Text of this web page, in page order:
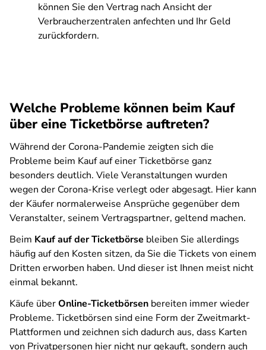
können Sie den Vertrag nach Ansicht der
Verbraucherzentralen anfechten und Ihr Geld
zurückfordern.
Welche Probleme können beim Kauf
über eine Ticketbörse auftreten?
Während der Corona-Pandemie zeigten sich die
Probleme beim Kauf auf einer Ticketbörse ganz
besonders deutlich. Viele Veranstaltungen wurden
wegen der Corona-Krise verlegt oder abgesagt. Hier kann
der Käufer normalerweise Ansprüche gegenüber dem
Veranstalter, seinem Vertragspartner, geltend machen.
Beim Kauf auf der Ticketbörse bleiben Sie allerdings
häufig auf den Kosten sitzen, da Sie die Tickets von einem
Dritten erworben haben. Und dieser ist Ihnen meist nicht
einmal bekannt.
Käufe überOnline-Ticketbörsen bereiten immer wieder
Probleme. Ticketbörsen sind eine Form der Zweitmarkt-
Plattformen und zeichnen sich dadurch aus, dass Karten
von Privatpersonen hier nicht nur gekauft, sondern auch